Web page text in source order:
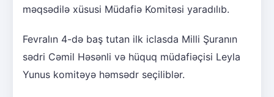
məqsədilə xüsusi Müdafiə Komitəsi yaradılıb.
Fevralın 4-də baş tutan ilk iclasda Milli Şuranın
sədri Cəmil Həsənli və hüquq müdafiəçisi Leyla
Yunus komitəyə həmsədr seçiliblər.